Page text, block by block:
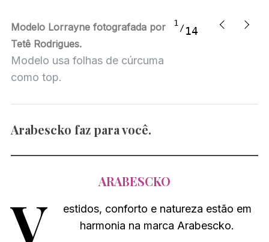
Modelo Lorrayne fotografada por
Tetê Rodrigues.
Modelo usa folhas de cúrcuma
como top.
1
14
Arabescko faz para você.
ARABESCKO
V
estidos, conforto e natureza estão em
harmonia na marca Arabescko.